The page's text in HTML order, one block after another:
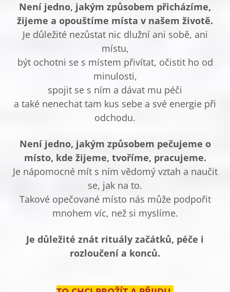
Není jedno, jakým způsobem přicházíme,
žijeme a opouštíme místa v našem životě.
Je důležité nezůstat nic dlužní ani sobě, ani
místu,
být ochotni se s místem přivítat, očistit ho od
minulosti,
spojit se s ním a dávat mu péči
a také nenechat tam kus sebe a své energie při
odchodu.
Není jedno, jakým způsobem pečujeme o
místo, kde žijeme, tvoříme, pracujeme.
Je nápomocné mít s ním vědomý vztah a naučit
se, jak na to.
Takové opečované místo nás může podpořit
mnohem víc, než si myslíme.
Je důležité znát rituály začátků, péče i
rozloučení a konců.